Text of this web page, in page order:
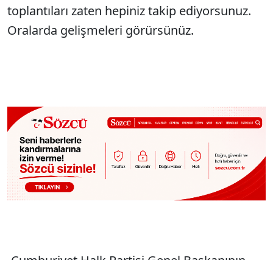
toplantıları zaten hepiniz takip ediyorsunuz.
Oralarda gelişmeleri görürsünüz.